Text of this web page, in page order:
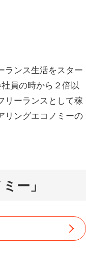
ランス生活をスター
員の時から２倍以
リーランスとして稼
リングエコノミーの
ー」